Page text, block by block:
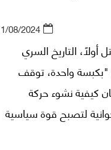
08/2024
التاريخ السري
"بكبسة واحدة، توقف
كيفية نشوء حركة
لتصبح قوة سياسية